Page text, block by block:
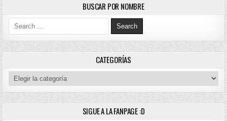
BUSCAR POR NOMBRE
Search for:
CATEGORÍAS
Categorías
SIGUE A LA FANPAGE :D